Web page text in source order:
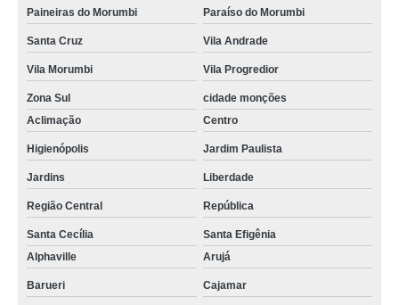
Paineiras do Morumbi Paraíso do Morumbi
Santa Cruz Vila Andrade
Vila Morumbi Vila Progredior
Zona Sul
cidade monções
Aclimação
Centro
Higienópolis Jardim Paulista
Jardins Liberdade
Região Central República
Santa Cecília
Santa Efigênia
Alphaville
Arujá
Barueri Cajamar